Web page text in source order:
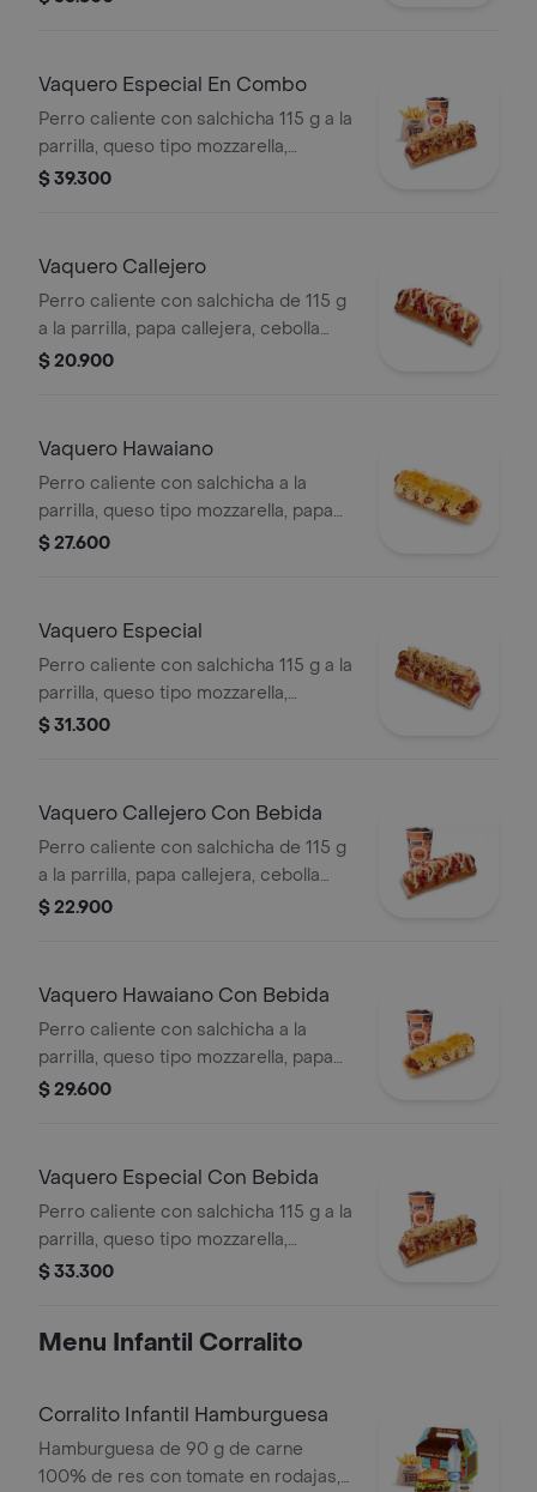
Vaquero Especial En Combo
Perro caliente con salchicha 115 g a la
parrilla, queso tipo mozzarella,
tocineta picada, papa callejera,
papas medianas (Corral o en cascos)
+ bebida PET
$ 39.300
Vaquero Callejero
Perro caliente con salchicha de 115 g
a la parrilla, papa callejera, cebolla
picada, salsa blanca, salsa de tomate
$ 20.900
Vaquero Hawaiano
Perro caliente con salchicha a la
parrilla, queso tipo mozzarella, papa
callejera, piña, salsa blanca y salsa de
$ 27.600
Vaquero Especial
Perro caliente con salchicha 115 g a la
parrilla, queso tipo mozzarella,
tocineta picada, papa callejera,
$ 31.300
Vaquero Callejero Con Bebida
Perro caliente con salchicha de 115 g
a la parrilla, papa callejera, cebolla
picada, salsa blanca, salsa de tomate
$ 22.900
Vaquero Hawaiano Con Bebida
Perro caliente con salchicha a la
parrilla, queso tipo mozzarella, papa
callejera, piña, salsa blanca y salsa de
$ 29.600
Vaquero Especial Con Bebida
Perro caliente con salchicha 115 g a la
parrilla, queso tipo mozzarella,
tocineta picada, papa callejera,
bebida PET
$ 33.300
Menu Infantil Corralito
Corralito Infantil Hamburguesa
Hamburguesa de 90 g de carne
100% de res con tomate en rodajas,